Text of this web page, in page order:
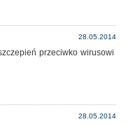
28.05.2014
przeciwko wirusowi
28.05.2014